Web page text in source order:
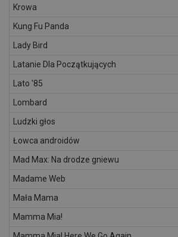
Krowa
Kung Fu Panda
Lady Bird
Latanie Dla Początkujących
Lato '85
Lombard
Ludzki głos
Łowca androidów
Mad Max: Na drodze gniewu
Madame Web
Mała Mama
Mamma Mia!